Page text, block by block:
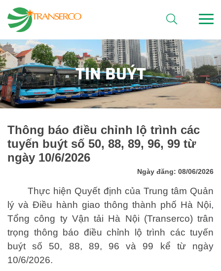
TIN BUÝT
Thông báo điều chỉnh lộ trình các
tuyến buýt số 50, 88, 89, 96, 99 từ
ngày 10/6/2026
Ngày đăng: 08/06/2026
Thực hiện Quyết định của Trung tâm Quản
lý và Điều hành giao thông thành phố Hà Nội,
Tổng công ty Vận tải Hà Nội (Transerco) trân
trọng thông báo điều chỉnh lộ trình các tuyến
buýt số 50, 88, 89, 96 và 99 kể từ ngày
10/6/2026.